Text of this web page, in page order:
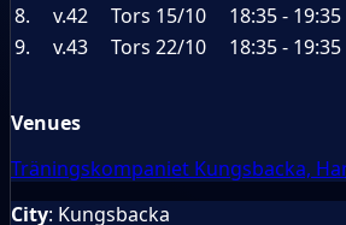
8.
v.42 Tors 15/10 18:35 - 19:35
9.
v.43 Tors 22/10 18:35 - 19:35
Venues
Träningskompaniet Kungsbacka,
City: Kungsbacka